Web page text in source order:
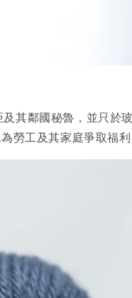
其鄰國秘魯，並只於
勞工及其家庭爭取福利